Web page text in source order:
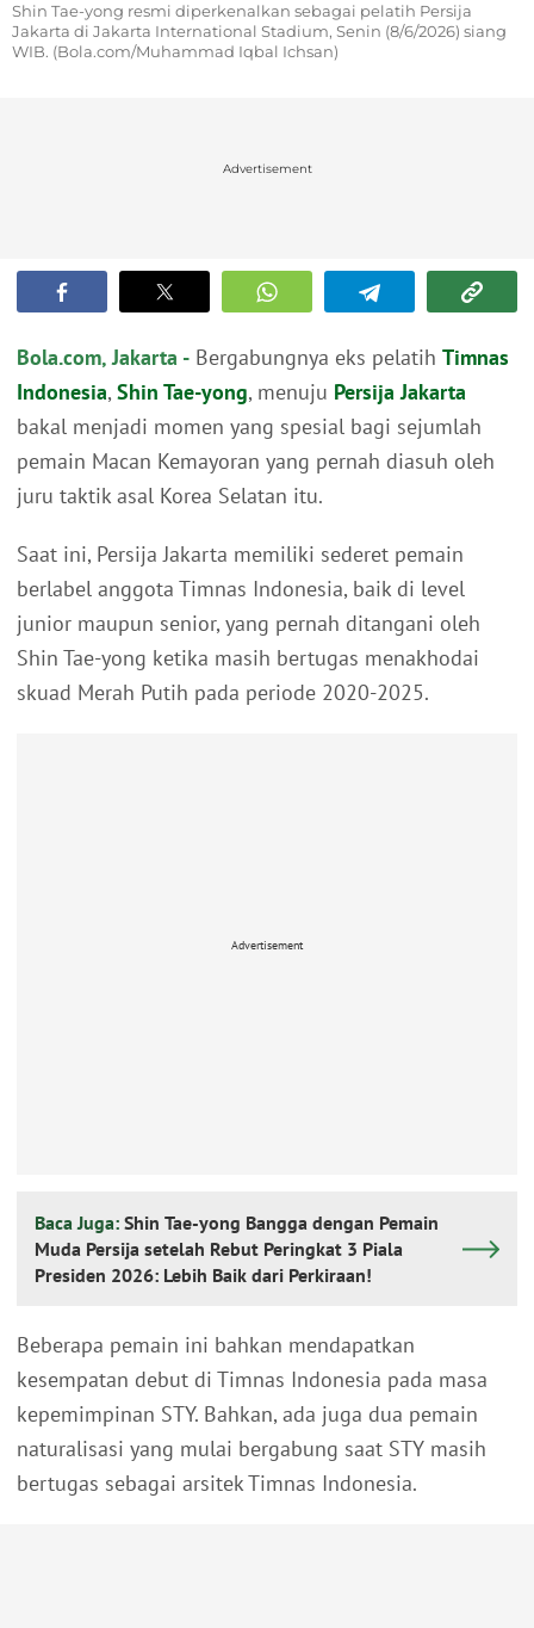
Shin Tae-yong resmi diperkenalkan sebagai pelatih Persija
Jakarta di Jakarta International Stadium, Senin (8/6/2026) siang
WIB. (Bola.com/Muhammad Iqbal Ichsan)
Advertisement
Bola.com, Jakarta - Bergabungnya eks pelatih Timnas
Indonesia, Shin Tae-yong, menuju Persija Jakarta
bakal menjadi momen yang spesial bagi sejumlah
pemain Macan Kemayoran yang pernah diasuh oleh
juru taktik asal Korea Selatan itu.
Saat ini, Persija Jakarta memiliki sederet pemain
berlabel anggota Timnas Indonesia, baik di level
junior maupun senior, yang pernah ditangani oleh
Shin Tae-yong ketika masih bertugas menakhodai
skuad Merah Putih pada periode 2020-2025.
Advertisement
Baca Juga: Shin Tae-yong Bangga dengan Pemain
Muda Persija setelah Rebut Peringkat 3 Piala
Presiden 2026: Lebih Baik dari Perkiraan!
Beberapa pemain ini bahkan mendapatkan
kesempatan debut di Timnas Indonesia pada masa
kepemimpinan STY. Bahkan, ada juga dua pemain
naturalisasi yang mulai bergabung saat STY masih
bertugas sebagai arsitek Timnas Indonesia.